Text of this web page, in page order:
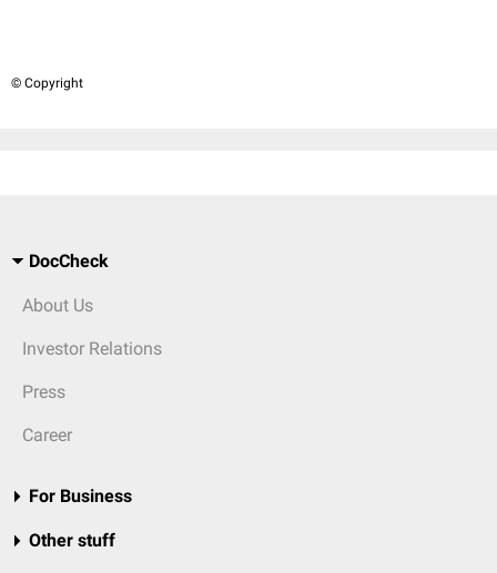
© Copyright
DocCheck
About Us
Investor Relations
Press
Career
For Business
Other stuff